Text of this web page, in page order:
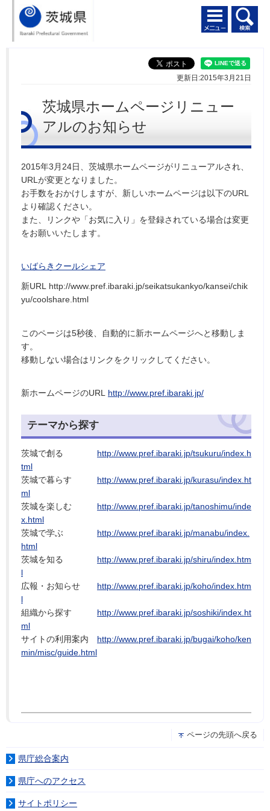
更新日:2015年3月21日
茨城県ホームページリニュー
アルのお知らせ
2015年3月24日、茨城県ホームページがリニューアルされ、
URLが変更となりました。
お手数をおかけしますが、新しいホームページは以下のURL
より確認ください。
また、リンクや「お気に入り」を登録されている場合は変更
をお願いいたします。
いばらきクールシェア
新URL http://www.pref.ibaraki.jp/seikatsukankyo/kansei/chik
yu/coolshare.html
このページは5秒後、自動的に新ホームページへと移動しま
す。
移動しない場合はリンクをクリックしてください。
新ホームページのURL http://www.pref.ibaraki.jp/
テーマから探す
茨城で創る http://www.pref.ibaraki.jp/tsukuru/index.h
tml
茨城で暮らす http://www.pref.ibaraki.jp/kurasu/index.ht
ml
茨城を楽しむ http://www.pref.ibaraki.jp/tanoshimu/inde
x.html
茨城で学ぶ http://www.pref.ibaraki.jp/manabu/index.
html
茨城を知る http://www.pref.ibaraki.jp/shiru/index.htm
l
広報・お知らせ http://www.pref.ibaraki.jp/koho/index.htm
l
組織から探す http://www.pref.ibaraki.jp/soshiki/index.ht
ml
サイトの利用案内 http://www.pref.ibaraki.jp/bugai/koho/ken
min/misc/guide.html
ページの先頭へ戻る
県庁総合案内
県庁へのアクセス
サイトポリシー